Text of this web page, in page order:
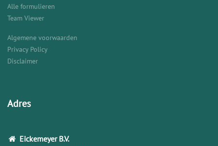
Alle formulieren
Team Viewer
Algemene voorwaarden
Privacy Policy
Disclaimer
Adres
Eickemeyer B.V.